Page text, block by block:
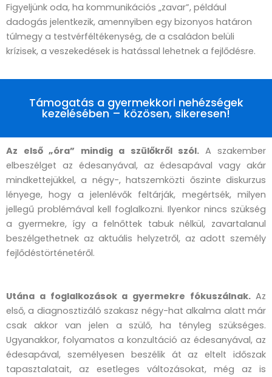
Figyeljünk oda, ha kommunikációs „zavar”, például
dadogás jelentkezik, amennyiben egy bizonyos határon
túlmegy a testvérféltékenység, de a családon belüli
krízisek, a veszekedések is hatással lehetnek a fejlődésre.
Támogatás a gyermekkori nehézségek
kezelésében – közösen, sikeresen!
Az első „óra” mindig a szülőkről szól. A szakember
elbeszélget az édesanyával, az édesapával vagy akár
mindkettejükkel, a négy-, hatszemközti őszinte diskurzus
lényege, hogy a jelenlévők feltárják, megértsék, milyen
jellegű problémával kell foglalkozni. Ilyenkor nincs szükség
a gyermekre, így a felnőttek tabuk nélkül, zavartalanul
beszélgethetnek az aktuális helyzetről, az adott személy
fejlődéstörténetéről.
Utána a foglalkozások a gyermekre fókuszálnak. Az
első, a diagnosztizáló szakasz négy-hat alkalma alatt már
csak akkor van jelen a szülő, ha tényleg szükséges.
Ugyanakkor, folyamatos a konzultáció az édesanyával, az
édesapával, személyesen beszélik át az eltelt időszak
tapasztalatait, az esetleges változásokat, még az is